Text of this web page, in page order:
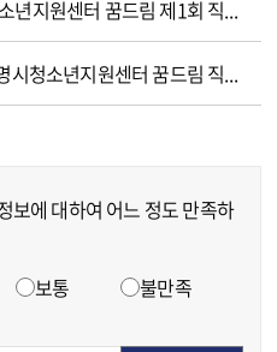
2026년 광명시청소년지원센터 꿈드림 제1회 직원( 학교 밖 청소년 사업 운영 팀원, 청소년작업장 카페 마루 주말 매니저)면접 결과 공고
2026년 제2회 광명시청소년지원센터 꿈드림 직원 공개 채용 서류전형 합격자 결정 및 면접시험 시행계획 공고
보에 대하여 어느 정도 만족하
보통
불만족